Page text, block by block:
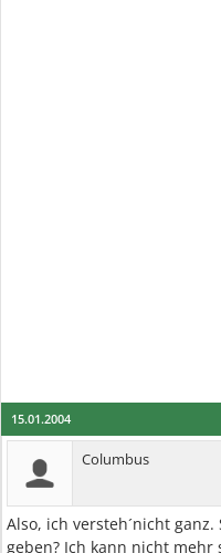
15.01.2004
Columbus
Also, ich versteh´nicht
geben? Ich kann nicht mehr